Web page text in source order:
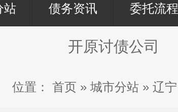
站 债务资讯 委托流程
开原讨债公司
位置： 首页 » 城市分站 » 辽宁